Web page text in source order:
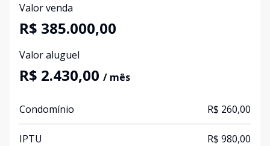
Valor venda
R$ 385.000,00
Valor aluguel
R$ 2.430,00 / mês
Condomínio R$ 260,00
IPTU R$ 980,00